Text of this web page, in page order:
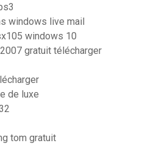
windows live mail
windows 10
gratuit télécharger
de luxe
tom gratuit